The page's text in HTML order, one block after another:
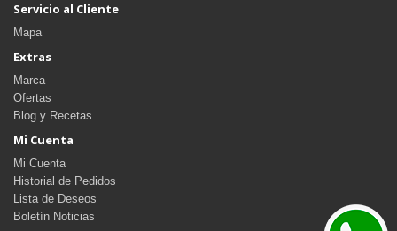
Servicio al Cliente
Mapa
Extras
Marca
Ofertas
Blog y Recetas
Mi Cuenta
Mi Cuenta
Historial de Pedidos
Lista de Deseos
Boletín Noticias